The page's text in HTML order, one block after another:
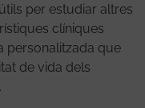
per estudiar altres
clíniques
personalitzada que
de vida dels